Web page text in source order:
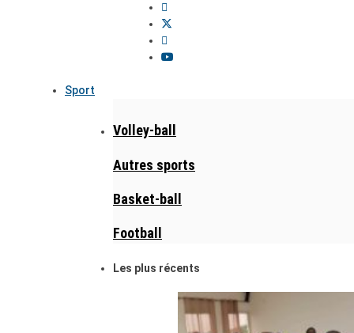
Sport
Volley-ball
Autres sports
Basket-ball
Football
Les plus récents